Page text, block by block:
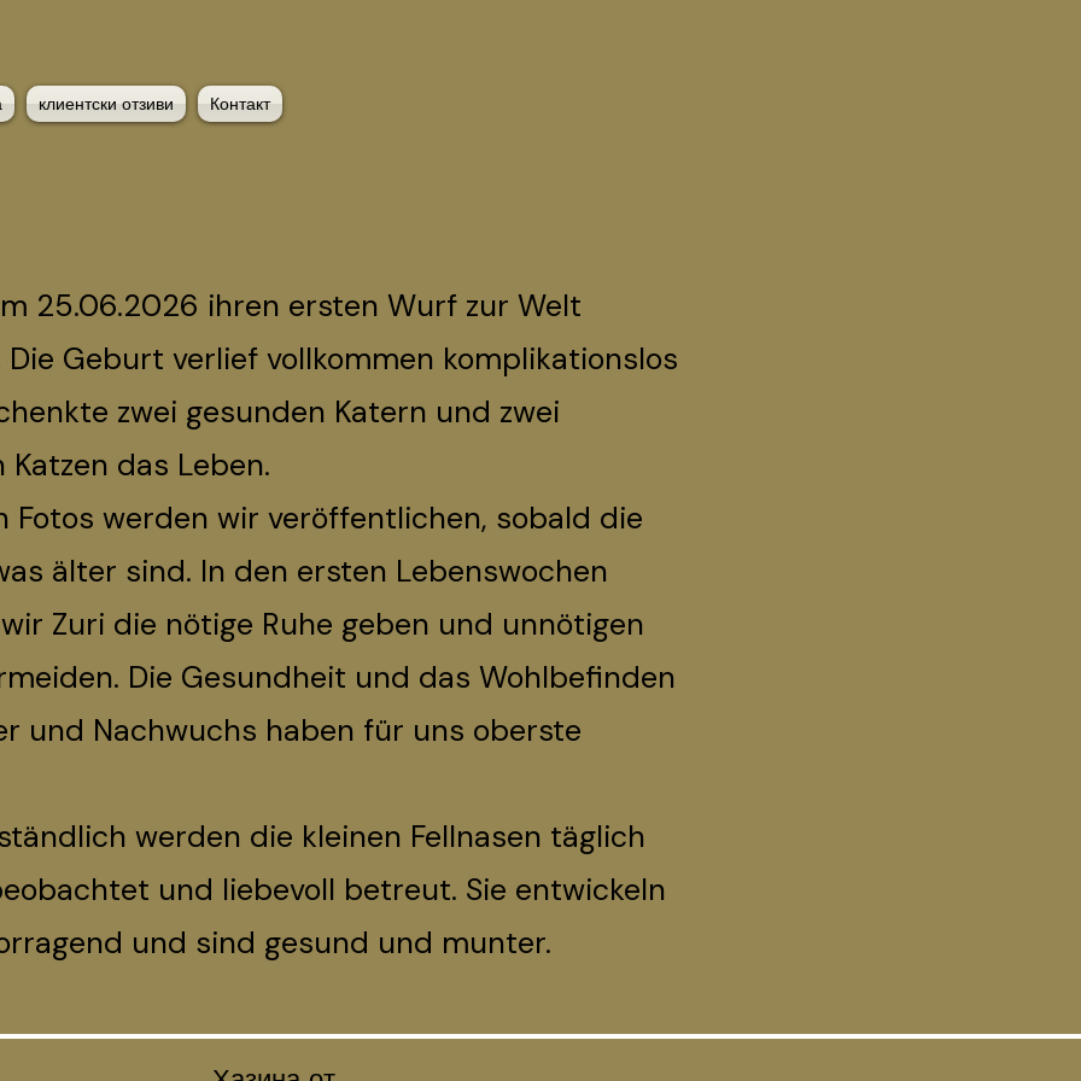
клиентски отзиви Контакт
25.06.2026 ihren ersten Wurf zur Welt
Geburt verlief vollkommen komplikationslos
zwei gesunden Katern und zwei
Katzen das Leben.
Fotos werden wir veröffentlichen, sobald die
älter sind. In den ersten Lebenswochen
Zuri die nötige Ruhe geben und unnötigen
Die Gesundheit und das Wohlbefinden
und Nachwuchs haben für uns oberste
werden die kleinen Fellnasen täglich
und liebevoll betreut. Sie entwickeln
und sind gesund und munter.